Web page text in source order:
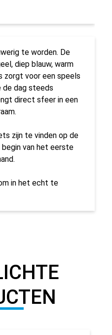
te worden. De
diep blauw, warm
zorgt voor een speels
de dag steeds
direct sfeer in een
zijn te vinden op de
van het eerste
in het echt te